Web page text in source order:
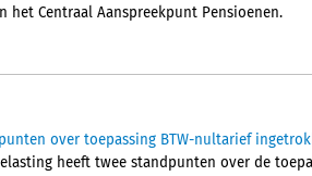
het Centraal Aanspreekpunt Pensioenen.
over toepassing BTW-nultarief
heeft twee standpunten over de